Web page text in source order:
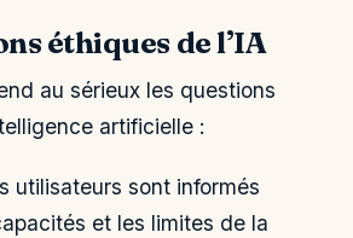
éthiques de l’IA
au sérieux les questions
artificielle :
utilisateurs sont informés
et les limites de la